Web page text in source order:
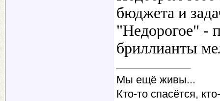
бюджета и
"Недорогое" -
бриллианты
Мы ещё живы...
Кто-то спасётся,